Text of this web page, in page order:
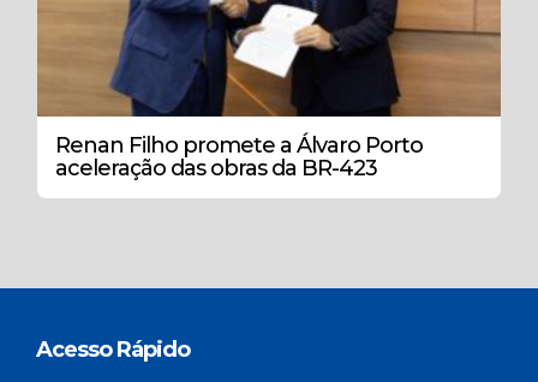
Renan Filho promete a Álvaro Porto
aceleração das obras da BR-423
Acesso Rápido